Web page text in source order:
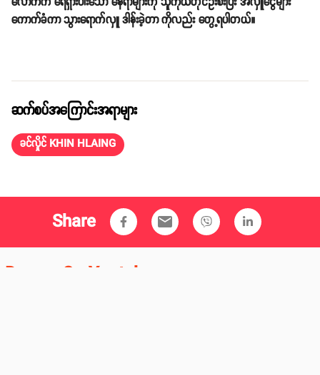
ဖြစ်ပြီး ကျရာဇာတ်ရုပ်ကို ပီပြင်စွာ သရုပ်ဆောင်နိုင်မှု တွေကြောင့် အနုပညာ
လောကမှာ ယခုချိန်ထိ ရပ်တည်နေနိုင်နေသူလည်း ဖြစ်ပါတယ်။
အလှူအတန်းနဲ့ ပတ်သက်လာရင်လည်း လက်မနှေးသူတစ်ယောက်လို့ ပြောရမှာ
ပါ။ အမြဲတမ်းလိုလို စတုဒီသာ အလှူတွေ ပြုလုပ်လျက် ရှိပြီး ပြီးခဲ့သောလပိုင်း